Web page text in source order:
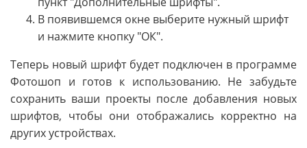
В появившемся окне выберите нужный шрифт
и нажмите кнопку "ОК".
Теперь новый шрифт будет подключен в программе
Фотошоп и готов к использованию. Не забудьте
сохранить ваши проекты после добавления новых
шрифтов, чтобы они отображались корректно на
других устройствах.